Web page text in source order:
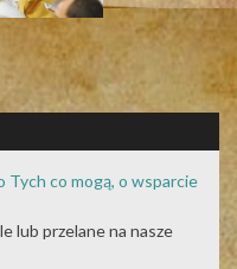
Tych co mogą, o wsparcie
lub przelane na nasze